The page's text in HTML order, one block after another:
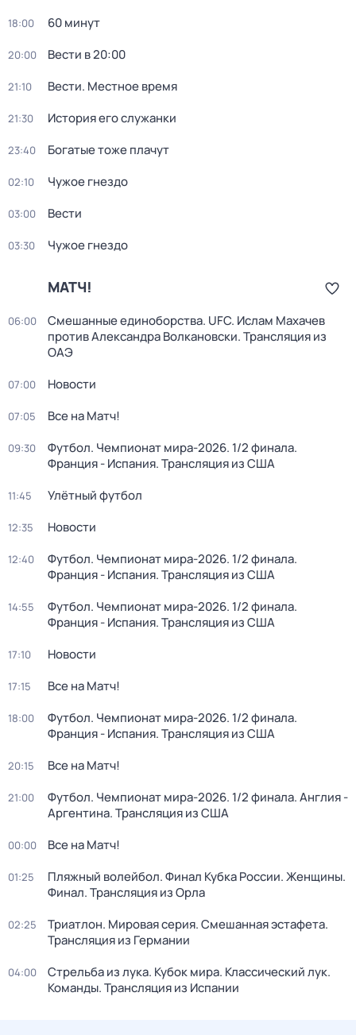
18:00 60 минут
20:00 Вести в 20:00
21:10 Вести. Местное время
21:30 История его служанки
23:40 Богатые тоже плачут
02:10 Чужое гнездо
03:00 Вести
03:30 Чужое гнездо
МАТЧ!
06:00
Смешанные единоборства. UFC. Ислам Махачев
против Александра Волкановски. Трансляция из
ОАЭ
07:00 Новости
07:05 Все на Матч!
09:30
Футбол. Чемпионат мира-2026. 1/2 финала.
Франция - Испания. Трансляция из США
11:45 Улётный футбол
12:35 Новости
12:40
Футбол. Чемпионат мира-2026. 1/2 финала.
Франция - Испания. Трансляция из США
14:55
Футбол. Чемпионат мира-2026. 1/2 финала.
Франция - Испания. Трансляция из США
17:10 Новости
17:15 Все на Матч!
18:00
Футбол. Чемпионат мира-2026. 1/2 финала.
Франция - Испания. Трансляция из США
20:15 Все на Матч!
21:00
Футбол. Чемпионат мира-2026. 1/2 финала. Англия -
Аргентина. Трансляция из США
00:00 Все на Матч!
01:25
Пляжный волейбол. Финал Кубка России. Женщины.
Финал. Трансляция из Орла
02:25
Триатлон. Мировая серия. Смешанная эстафета.
Трансляция из Германии
04:00
Стрельба из лука. Кубок мира. Классический лук.
Команды. Трансляция из Испании